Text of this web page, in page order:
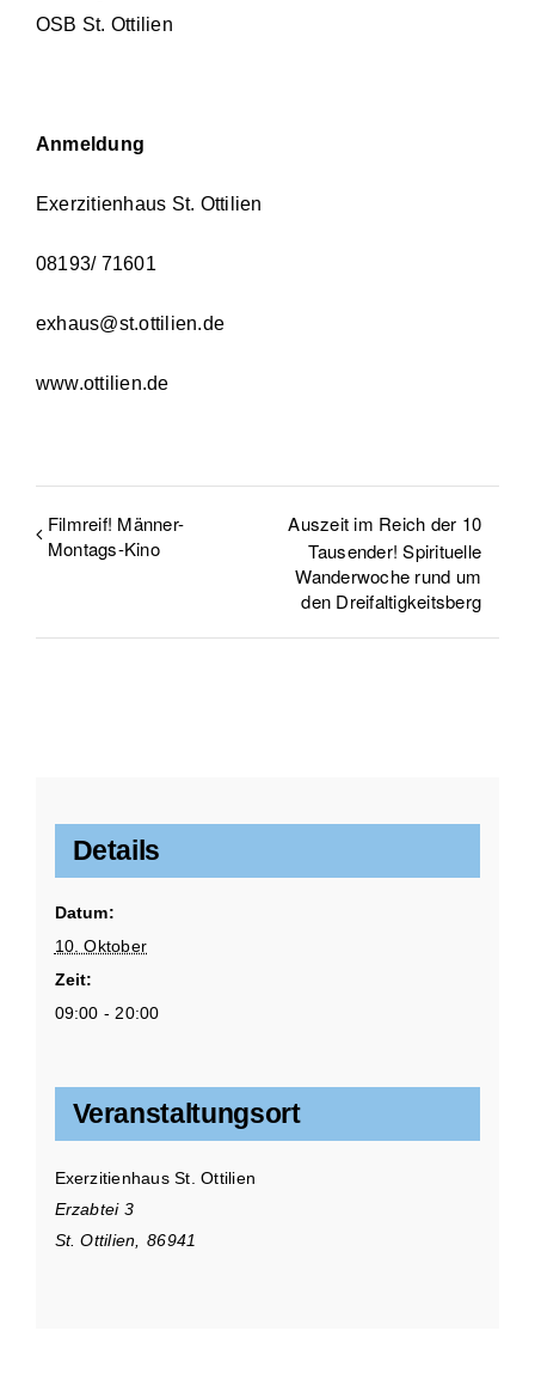
OSB St. Ottilien
Anmeldung
Exerzitienhaus St. Ottilien
08193/ 71601
exhaus@st.ottilien.de
www.ottilien.de
Filmreif! Männer-
Montags-Kino
Auszeit im Reich der 10
Tausender! Spirituelle
Wanderwoche rund um
den Dreifaltigkeitsberg
Details
Datum:
10. Oktober
Zeit:
09:00 - 20:00
Veranstaltungsort
Exerzitienhaus St. Ottilien
Erzabtei 3
St. Ottilien
86941